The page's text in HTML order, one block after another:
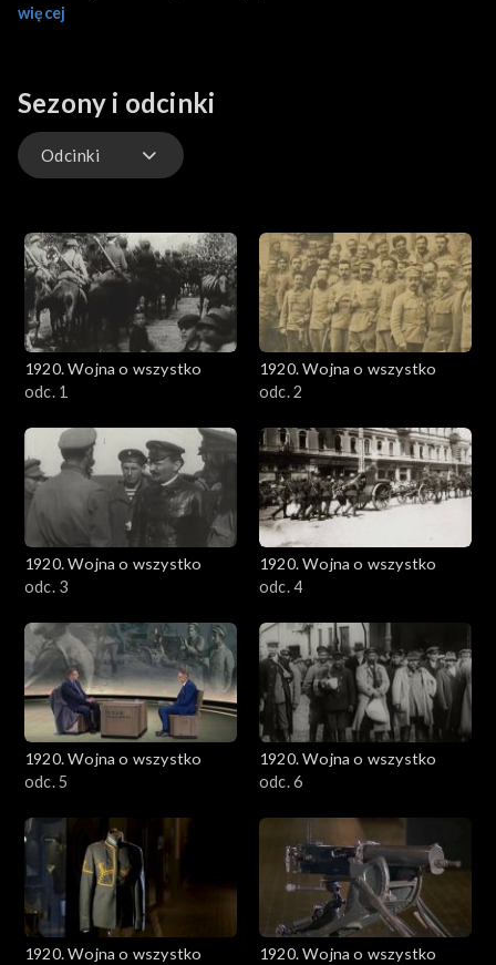
ofensywa zaczęła się 25 kwietnia. Główne siły bolszewickie
szykowano, niekoniecznie przewidywano, że Kijów zostanie
wzięty w tak szybkim czasie.
więcej
Sezony i odcinki
Odcinki
1920. Wojna o wszystko
odc. 1
1920. Wojna o wszystko
odc. 2
1920. Wojna o wszystko
odc. 3
1920. Wojna o wszystko
odc. 4
1920. Wojna o wszystko
odc. 5
1920. Wojna o wszystko
odc. 6
1920. Wojna o wszystko
1920. Wojna o wszystko